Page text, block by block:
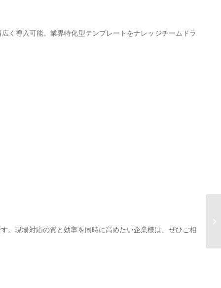
く導入可能。業界特化型テンプレートをナレッジチームドラ
。現場対応の質と効率を同時に高めたい企業様は、ぜひご相